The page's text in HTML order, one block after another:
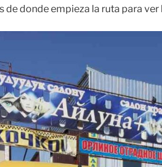
de donde empieza la ruta para ver